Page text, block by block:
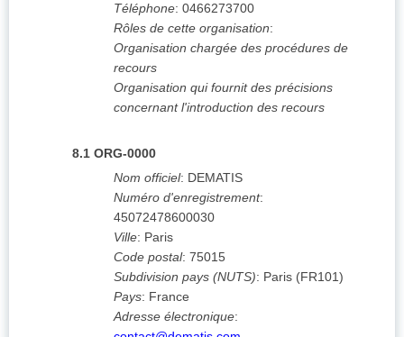
Téléphone: 0466273700
Rôles de cette organisation:
Organisation chargée des procédures de
recours
Organisation qui fournit des précisions
concernant l'introduction des recours
8.1 ORG-0000
Nom officiel: DEMATIS
Numéro d'enregistrement:
45072478600030
Ville: Paris
Code postal: 75015
Subdivision pays (NUTS): Paris (FR101)
Pays: France
Adresse électronique: